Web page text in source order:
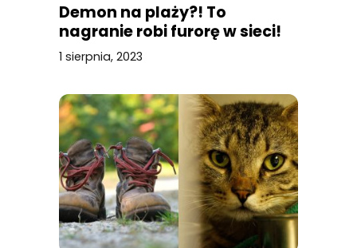
Demon na plaży?! To
nagranie robi furorę w sieci!
1 sierpnia, 2023